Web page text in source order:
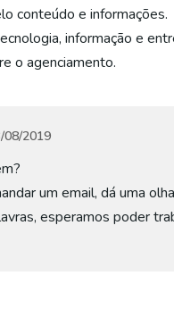
conteúdo e informações.
informação e
o agenciamento.
08/2019
um email, dá uma
esperamos poder